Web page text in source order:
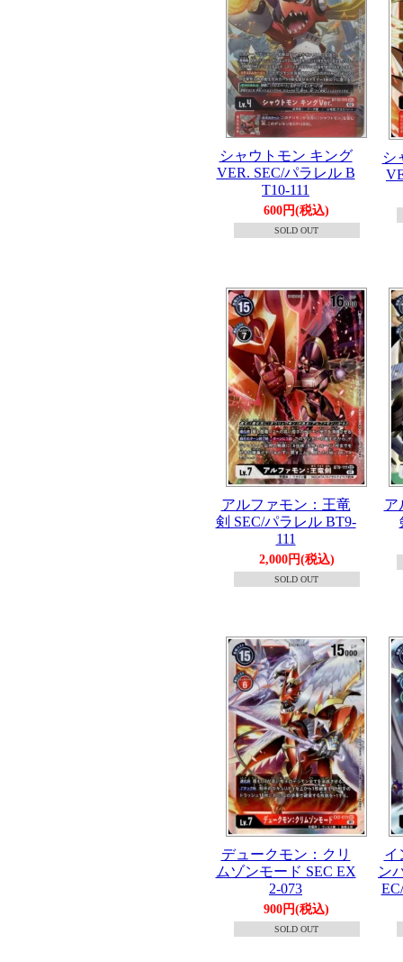
シャウトモン キング
VER. SEC/パラレル B
T10-111
600円(税込)
SOLD OUT
シ
アルファモン：王竜
剣 SEC/パラレル BT9-
111
2,000円(税込)
SOLD OUT
ア
デュークモン：クリ
ムゾンモード SEC EX
2-073
900円(税込)
SOLD OUT
イ
ン